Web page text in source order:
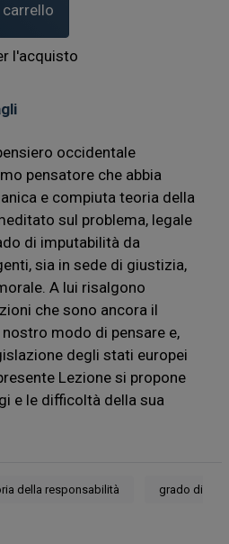
l'acquisto
occidentale
pensatore che abbia
e compiuta teoria della
sul problema, legale
di imputabilità da
sia in sede di giustizia,
A lui risalgono
che sono ancora il
modo di pensare e,
degli stati europei
Lezione si propone
e le difficoltà della sua
della responsabilità
grado di